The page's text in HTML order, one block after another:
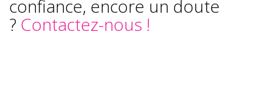
confiance, encore un doute
? Contactez-nous !